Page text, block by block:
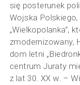
się posterunek
Wojska
„Wielkopolanka”,
zmodernizowany,
dom letni
centrum Juraty
z lat 30. XX w. –